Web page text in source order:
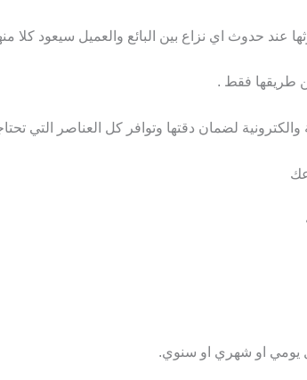
عند حدوث اي نزاع بين البائع والعميل سيعود كلا
طريقها فقط .
والكترونية لضمان دقتها وتوافر كل العناصر التي
يومي او شهري او سنوي.